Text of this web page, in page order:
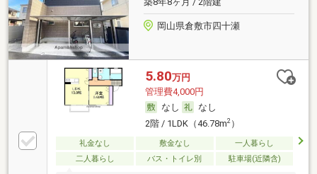
岡山県倉敷市四十瀬
5.80万円
管理費4,000円
なし
なし
2階 / 1LDK（46.78m2）
礼金なし 敷金なし
一人暮らし
二人暮らし
バス・トイレ別 駐車場(近隣含)